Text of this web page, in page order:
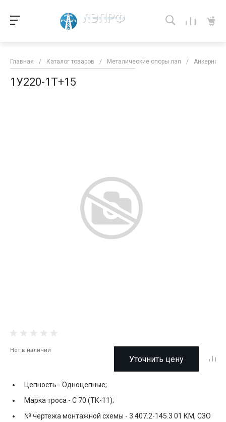
Главная / Каталог товаров / Металические опоры лэп / Анкерно-
1У220-1T+15
Нет в наличии
Уточнить цену
Цепность - Одноцепные;
Марка троса - С 70 (ТК-11);
№ чертежа монтажной схемы - 3.407.2-145.3 01 КМ, СЗО